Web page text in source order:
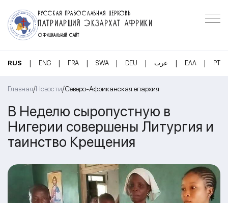
РУССКАЯ ПРАВОСЛАВНАЯ ЦЕРКОВЬ
ПАТРИАРШИЙ ЭКЗАРХАТ АФРИКИ
ОФИЦИАЛЬНЫЙ САЙТ
RUS | ENG | FRA | SWA | DEU | عرب | ΕΛΛ | PT
Главная/Новости/Северо-Африканская епархия
В Неделю сыропустную в
Нигерии совершены Литургия и
таинство Крещения